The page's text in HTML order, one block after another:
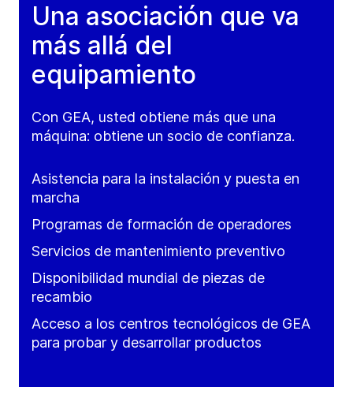
Una asociación que va
más allá del
equipamiento
Con GEA, usted obtiene más que una
máquina: obtiene un socio de confianza.
Asistencia para la instalación y puesta en
marcha
Programas de formación de operadores
Servicios de mantenimiento preventivo
Disponibilidad mundial de piezas de
recambio
Acceso a los centros tecnológicos de GEA
para probar y desarrollar productos